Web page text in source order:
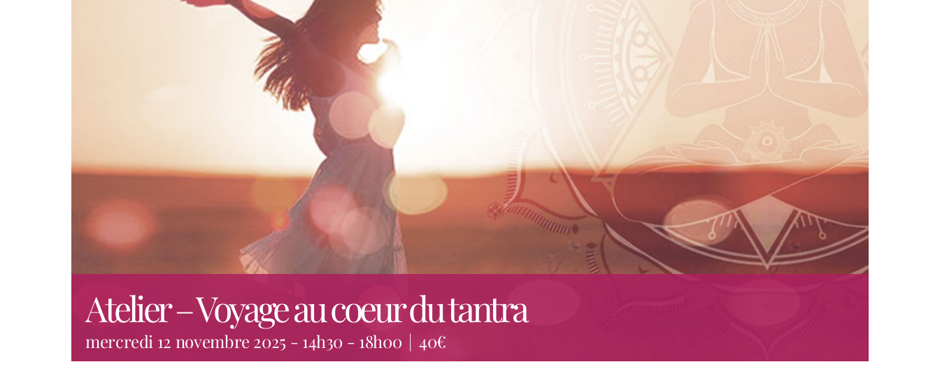
Atelier – Voyage au coeur du tantra
mercredi 12 novembre 2025 - 14h30 - 18h00 | 40€